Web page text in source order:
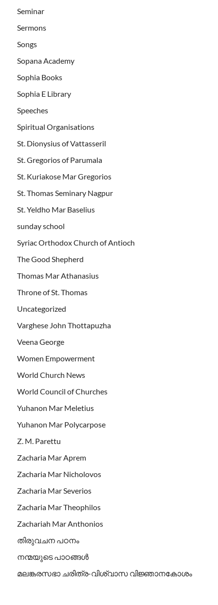
Seminar
Sermons
Songs
Sopana Academy
Sophia Books
Sophia E Library
Speeches
Spiritual Organisations
St. Dionysius of Vattasseril
St. Gregorios of Parumala
St. Kuriakose Mar Gregorios
St. Thomas Seminary Nagpur
St. Yeldho Mar Baselius
sunday school
Syriac Orthodox Church of Antioch
The Good Shepherd
Thomas Mar Athanasius
Throne of St. Thomas
Uncategorized
Varghese John Thottapuzha
Veena George
Women Empowerment
World Church News
World Council of Churches
Yuhanon Mar Meletius
Yuhanon Mar Polycarpose
Z. M. Parettu
Zacharia Mar Aprem
Zacharia Mar Nicholovos
Zacharia Mar Severios
Zacharia Mar Theophilos
Zachariah Mar Anthonios
തിരുവചന പഠനം
നന്മയുടെ പാഠങ്ങള്‍
മലങ്കരസഭാ ചരിത്ര-വിശ്വാസ വിജ്ഞാനകോശം